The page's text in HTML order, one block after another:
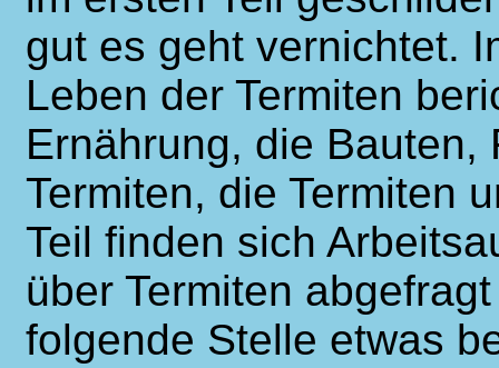
gut es geht vernichtet.
Leben der Termiten
Ernährung, die
Termiten, die Termiten
Teil finden sich
über Termiten
folgende Stelle etwas